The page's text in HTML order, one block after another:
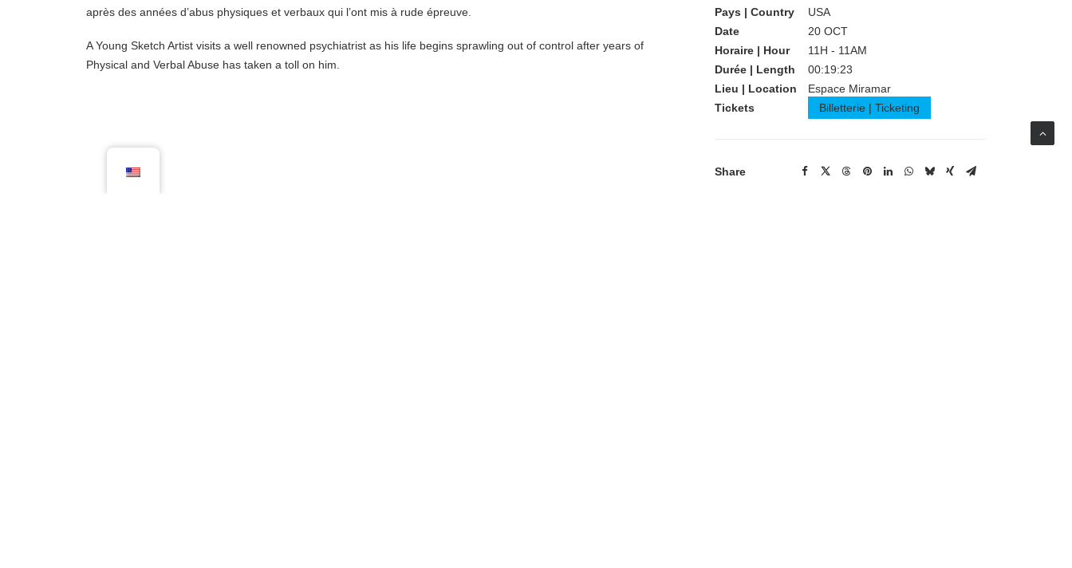
après des années d’abus physiques et verbaux qui l’ont mis à rude épreuve.
A Young Sketch Artist visits a well renowned psychiatrist as his life begins sprawling out of control after years of
Physical and Verbal Abuse has taken a toll on him.
Pays | Country
USA
Date
20 OCT
Horaire | Hour
11H - 11AM
Durée | Length
00:19:23
Lieu | Location
Espace Miramar
Tickets
Billetterie | Ticketing
Share